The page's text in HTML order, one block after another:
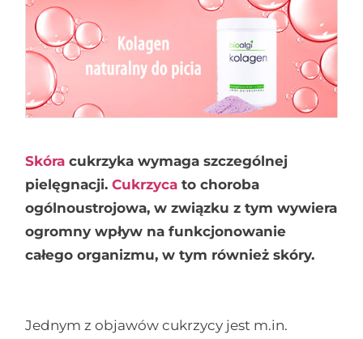
Skóra cukrzyka wymaga szczególnej
pielęgnacji.Cukrzyca to choroba
ogólnoustrojowa, w związku z tym wywiera
ogromny wpływ na funkcjonowanie
całego organizmu, w tym również skóry.
Jednym z objawów cukrzycy jest m.in.